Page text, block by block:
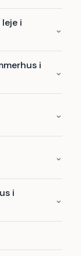
i
⌄
i
⌄
⌄
⌄
i
⌄